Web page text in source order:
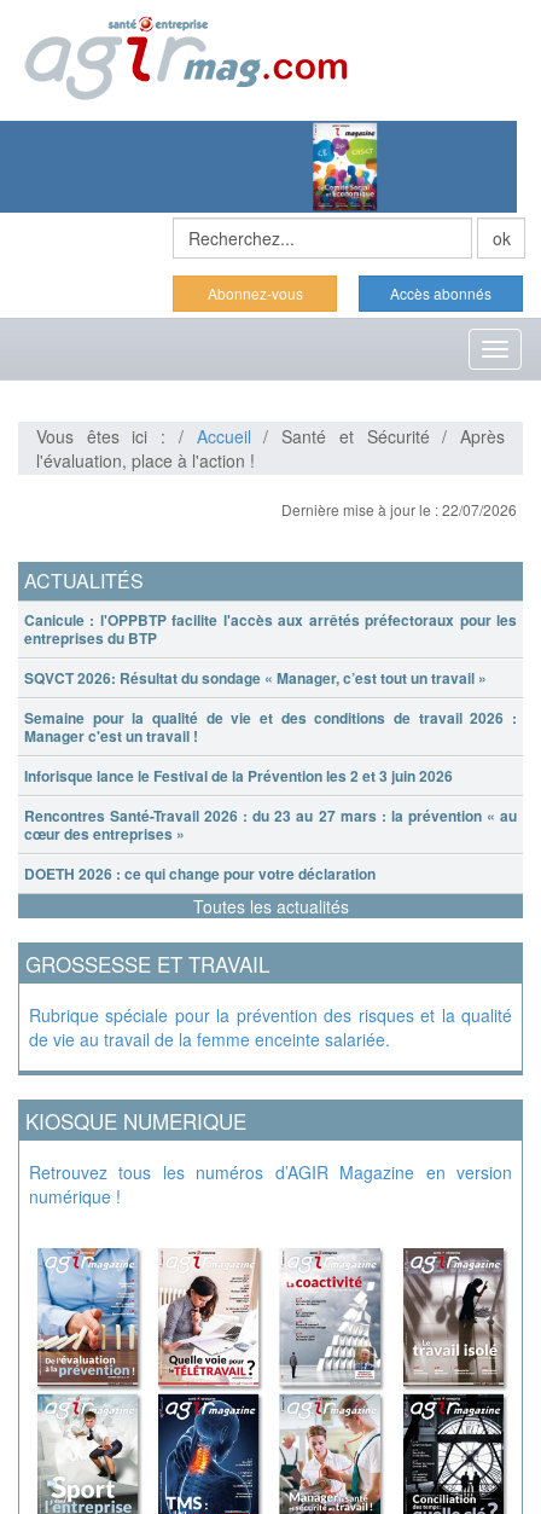
Abonnez-vous Accès abonnés
Vous êtes ici : / Accueil / Santé et Sécurité / Après
l'évaluation, place à l'action !
Dernière mise à jour le : 22/07/2026
ACTUALITÉS
Canicule : l'OPPBTP facilite l'accès aux arrêtés préfectoraux pour les
entreprises du BTP
SQVCT 2026: Résultat du sondage « Manager, c’est tout un travail »
Semaine pour la qualité de vie et des conditions de travail 2026 :
Manager c'est un travail !
Inforisque lance le Festival de la Prévention les 2 et 3 juin 2026
Rencontres Santé-Travail 2026 : du 23 au 27 mars : la prévention « au
cœur des entreprises »
DOETH 2026 : ce qui change pour votre déclaration
Toutes les actualités
GROSSESSE ET TRAVAIL
Rubrique spéciale pour la prévention des risques et la qualité
de vie au travail de la femme enceinte salariée.
KIOSQUE NUMERIQUE
Retrouvez tous les numéros d’AGIR Magazine en version
numérique !